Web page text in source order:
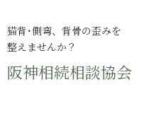
猫背･側弯、背骨の歪みを
整えませんか？
阪神相続相談協会